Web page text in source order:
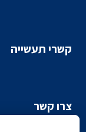
קשרי תעשייה
צרו קשר